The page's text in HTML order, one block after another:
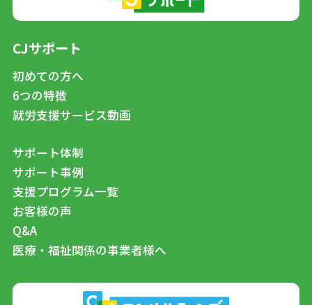
CJサポート
初めての方へ
6つの特徴
就労支援サービス動画
サポート体制
サポート事例
支援プログラム一覧
お客様の声
Q&A
医療・福祉関係の事業者様へ